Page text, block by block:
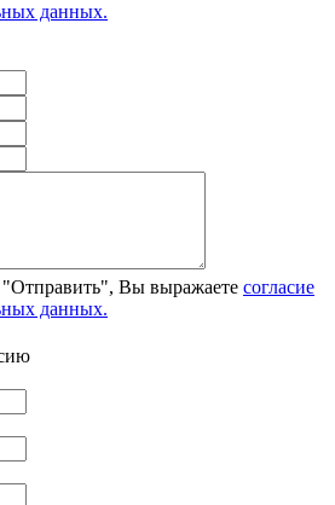
данных.
Вы выражаете согласие
данных.